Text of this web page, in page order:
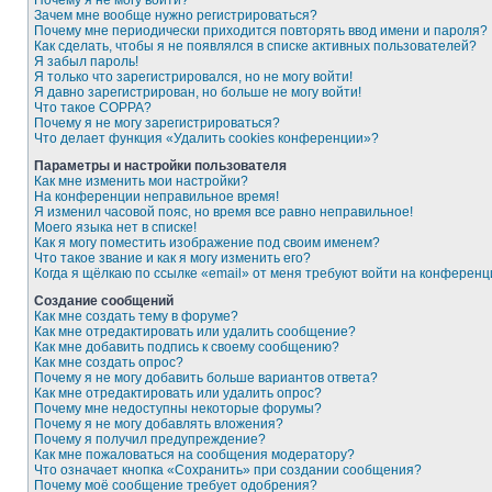
Зачем мне вообще нужно регистрироваться?
Почему мне периодически приходится повторять ввод имени и пароля?
Как сделать, чтобы я не появлялся в списке активных пользователей?
Я забыл пароль!
Я только что зарегистрировался, но не могу войти!
Я давно зарегистрирован, но больше не могу войти!
Что такое COPPA?
Почему я не могу зарегистрироваться?
Что делает функция «Удалить cookies конференции»?
Параметры и настройки пользователя
Как мне изменить мои настройки?
На конференции неправильное время!
Я изменил часовой пояс, но время все равно неправильное!
Моего языка нет в списке!
Как я могу поместить изображение под своим именем?
Что такое звание и как я могу изменить его?
Когда я щёлкаю по ссылке «email» от меня требуют войти на
Создание сообщений
Как мне создать тему в форуме?
Как мне отредактировать или удалить сообщение?
Как мне добавить подпись к своему сообщению?
Как мне создать опрос?
Почему я не могу добавить больше вариантов ответа?
Как мне отредактировать или удалить опрос?
Почему мне недоступны некоторые форумы?
Почему я не могу добавлять вложения?
Почему я получил предупреждение?
Как мне пожаловаться на сообщения модератору?
Что означает кнопка «Сохранить» при создании сообщения?
Почему моё сообщение требует одобрения?